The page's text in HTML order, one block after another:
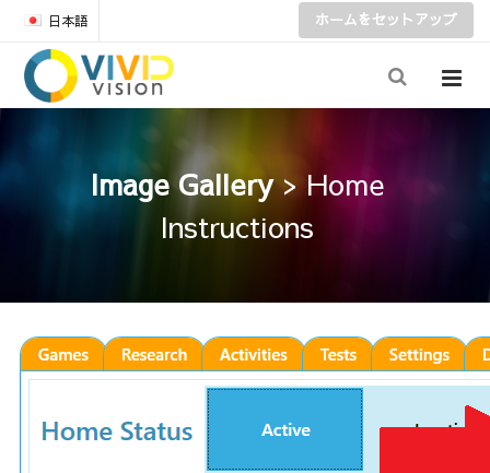
日本語 ホームをセットアップ
Image Gallery> Home
Instructions